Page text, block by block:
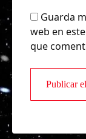
Guarda
web en
que